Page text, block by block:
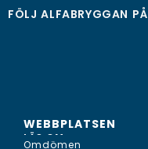
FÖLJ ALFABRYGGAN PÅ
WEBBPLATSEN
LÄS OM...
Omdömen